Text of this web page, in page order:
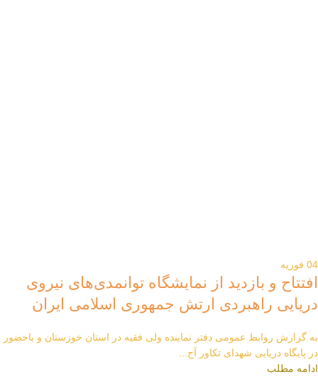
04 فوریه
افتتاح و بازدید از نمایشگاه توانمدی‌های نیروی
دریایی راهبردی ارتش جمهوری اسلامی ایران
به گزارش روابط عمومی دفتر نماینده ولی فقیه در استان خوزستان و باحضور
در پایگاه دریایی شهدای تکاور آج...
ادامه مطلب